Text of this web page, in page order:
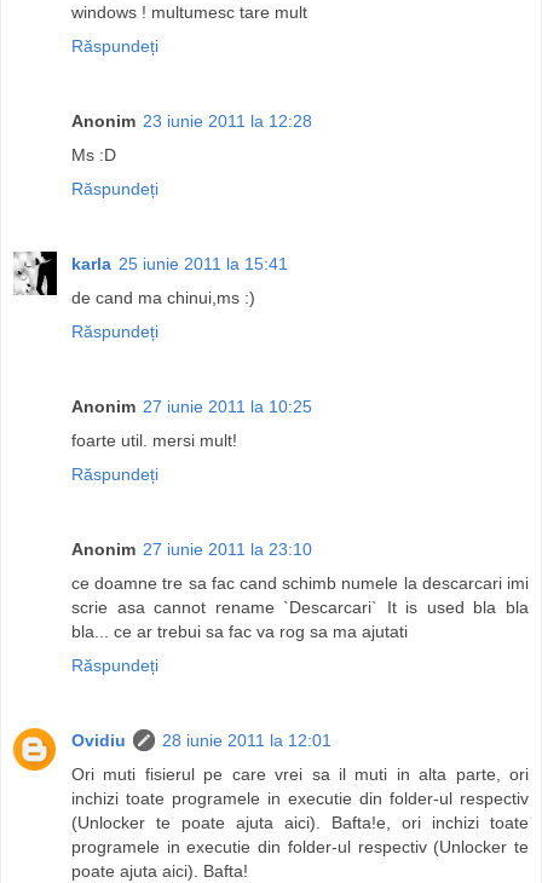
windows ! multumesc tare mult
Răspundeți
Anonim 23 iunie 2011 la 12:28
Ms :D
Răspundeți
karla 25 iunie 2011 la 15:41
de cand ma chinui,ms :)
Răspundeți
Anonim 27 iunie 2011 la 10:25
foarte util. mersi mult!
Răspundeți
Anonim 27 iunie 2011 la 23:10
ce doamne tre sa fac cand schimb numele la descarcari imi
scrie asa cannot rename `Descarcari` It is used bla bla
bla... ce ar trebui sa fac va rog sa ma ajutati
Răspundeți
Ovidiu
28 iunie 2011 la 12:01
Ori muti fisierul pe care vrei sa il muti in alta parte, ori
inchizi toate programele in executie din folder-ul respectiv
(Unlocker te poate ajuta aici). Bafta!e, ori inchizi toate
programele in executie din folder-ul respectiv (Unlocker te
poate ajuta aici). Bafta!